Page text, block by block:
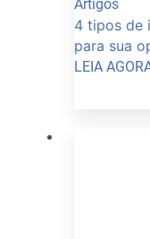
Artigos
4 tipos de
para sua
LEIA